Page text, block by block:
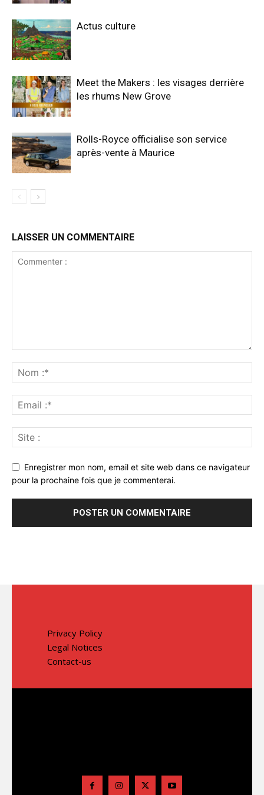
Actus culture
Meet the Makers : les visages derrière
les rhums New Grove
Rolls-Royce officialise son service
après-vente à Maurice
LAISSER UN COMMENTAIRE
Enregistrer mon nom, email et site web dans ce navigateur
pour la prochaine fois que je commenterai.
Privacy Policy
Legal Notices
Contact-us